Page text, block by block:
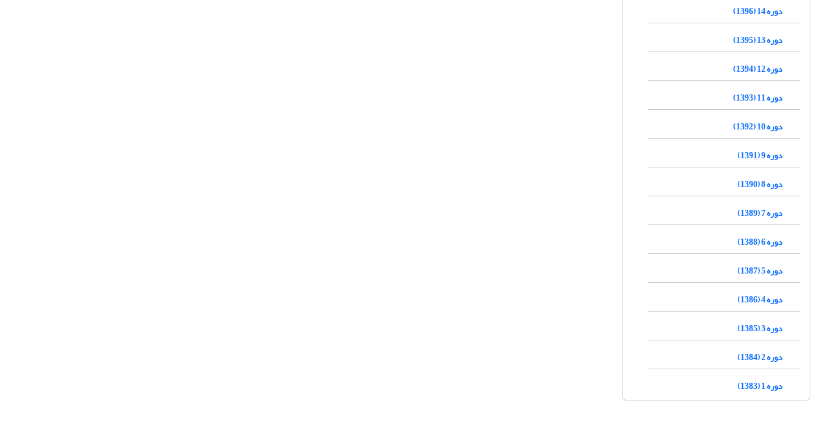
دوره 14 (1396)
دوره 13 (1395)
دوره 12 (1394)
دوره 11 (1393)
دوره 10 (1392)
دوره 9 (1391)
دوره 8 (1390)
دوره 7 (1389)
دوره 6 (1388)
دوره 5 (1387)
دوره 4 (1386)
دوره 3 (1385)
دوره 2 (1384)
دوره 1 (1383)